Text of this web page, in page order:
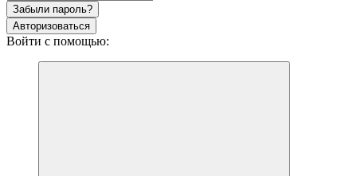
Забыли пароль?
Авторизоваться
Войти с помощью: